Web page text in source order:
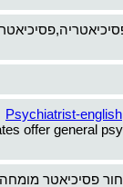
Psychiatrist-english
offer general
פסיכיאטר